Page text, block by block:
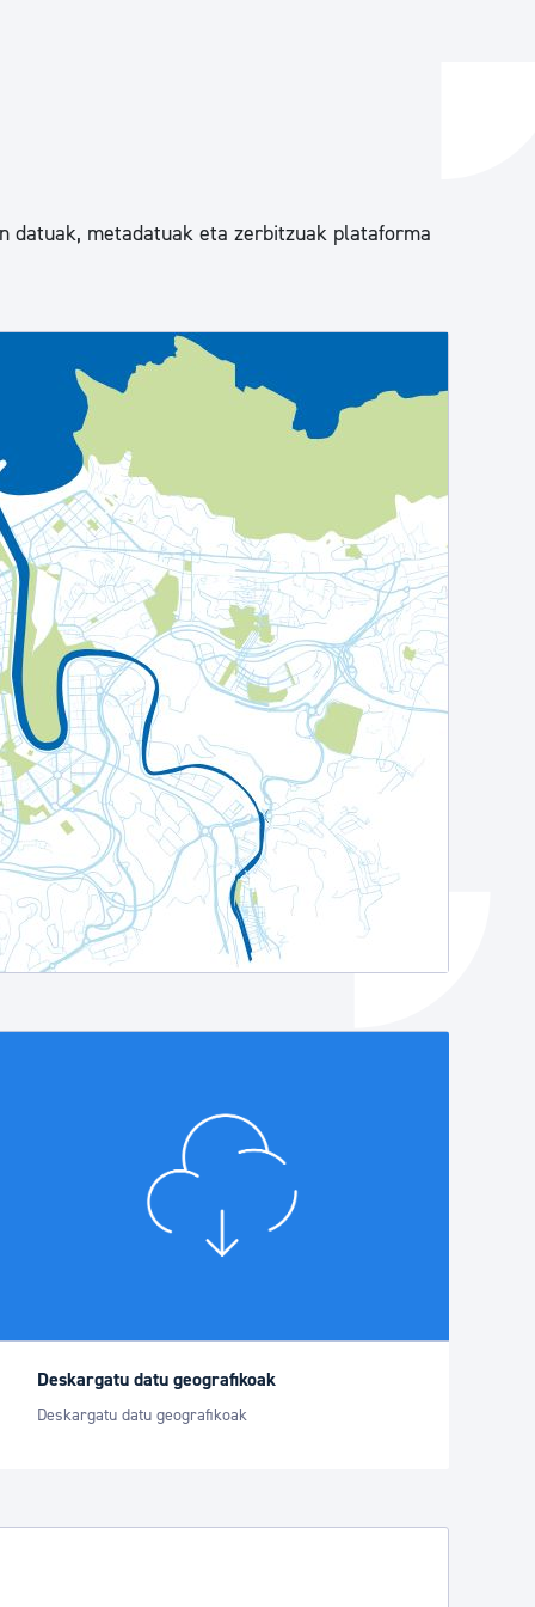
Izapideen katalogoa
Tramitaziorako laguntza
datuak, metadatuak eta zerbitzuak plataforma
Deskargatu datu geografikoak
Deskargatu datu geografikoak